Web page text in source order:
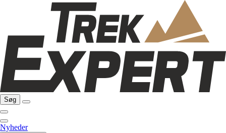
Søg
Nyheder